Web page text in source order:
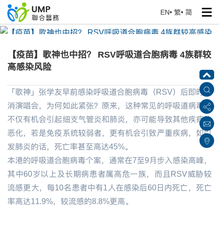
EN• 繁• 简
【疫苗】歌神也中招？ RSV呼吸道合胞病毒 4族群较高感染
首页> 健康专题
【疫苗】歌神也中招？ RSV呼吸道合胞病毒 4族群较
高感染风险
「歌神」张学友早前感染呼吸道合胞病毒（RSV）后即时取
消演唱会，为何如此紧张？原来，这种常见的呼吸道病毒，
不仅有机会引起细支气管炎和肺炎，亦可能导致其他疾病的
恶化，若是免疫系统较弱者，更有机会引致严重疾病，如引
发肺炎的话，死亡率甚至高达45%。
本港的呼吸道合胞病毒个案，通常在7至9月步入感染高峰，
其中60岁以上及长期病患者属高危一族，而且RSV威胁较
流感更大，每10名患者中有1人在感染后60日内死亡，死亡
率高达11.9%，较流感的8.8%更高。